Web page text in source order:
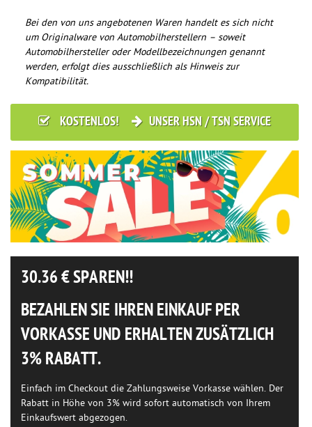
Bei den von uns angebotenen Waren handelt es sich nicht
um Originalware von Automobilherstellern – soweit
Automobilhersteller oder Modellbezeichnungen genannt
werden, erfolgt dies ausschließlich als Hinweis zur
Kompatibilität.
KOSTENLOS! UNSER HSN / TSN SERVICE
30.36€ SPAREN!!
BEZAHLEN SIE IHREN EINKAUF PER
VORKASSE UND ERHALTEN ZUSÄTZLICH
3% RABATT.
Einfach im Checkout die Zahlungsweise Vorkasse wählen. Der
Rabatt in Höhe von 3% wird sofort automatisch von Ihrem
Einkaufswert abgezogen.